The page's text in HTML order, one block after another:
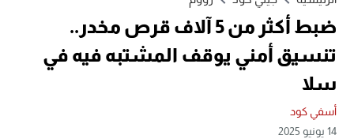
ضبط أكثر من 5 آلاف قرص مخدر..
تنسيق أمني يوقف المشتبه فيه في
سلا
أسفي كود
14 يونيو 2025